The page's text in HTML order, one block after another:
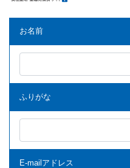
お名前
ふりがな
E-mailアドレス